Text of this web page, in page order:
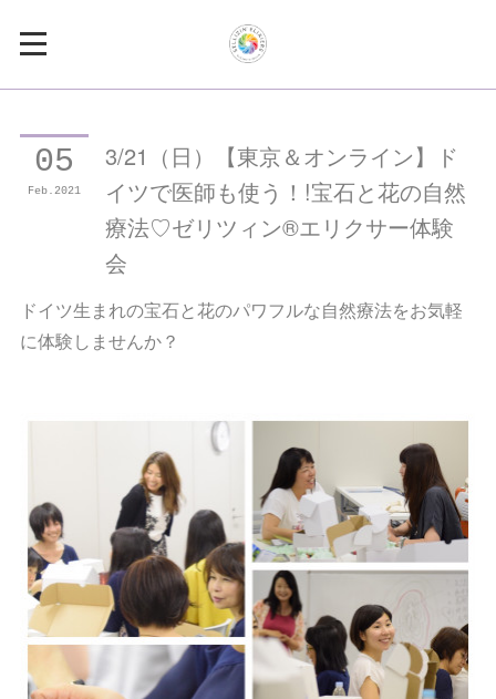
05
Feb 2021
3/21（日）【東京＆オンライン】ド
イツで医師も使う！!宝石と花の自然
療法♡ゼリツィン®エリクサー体験
会
ドイツ生まれの宝石と花のパワフルな自然療法をお気軽
に体験しませんか？